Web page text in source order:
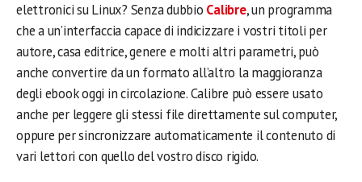
elettronici su Linux? Senza dubbio Calibre, un programma
che a un’interfaccia capace di indicizzare i vostri titoli per
autore, casa editrice, genere e molti altri parametri, può
anche convertire da un formato all’altro la maggioranza
degli ebook oggi in circolazione. Calibre può essere usato
anche per leggere gli stessi file direttamente sul computer,
oppure per sincronizzare automaticamente il contenuto di
vari lettori con quello del vostro disco rigido.